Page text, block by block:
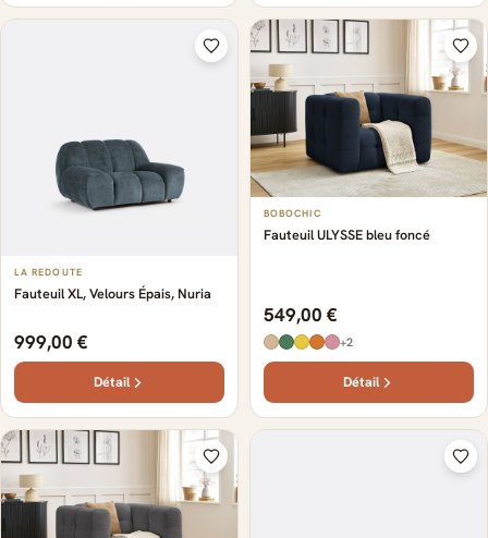
LA REDOUTE
Fauteuil XL, Velours Épais, Nuria
999,00 €
Détail
BOBOCHIC
Fauteuil ULYSSE bleu foncé
549,00 €
+2
Détail